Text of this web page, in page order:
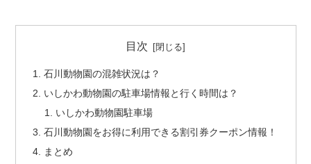
目次
石川動物園の混雑状況は？
いしかわ動物園の駐車場情報と行く時間は？
いしかわ動物園駐車場
石川動物園をお得に利用できる割引券クーポン情報！
まとめ